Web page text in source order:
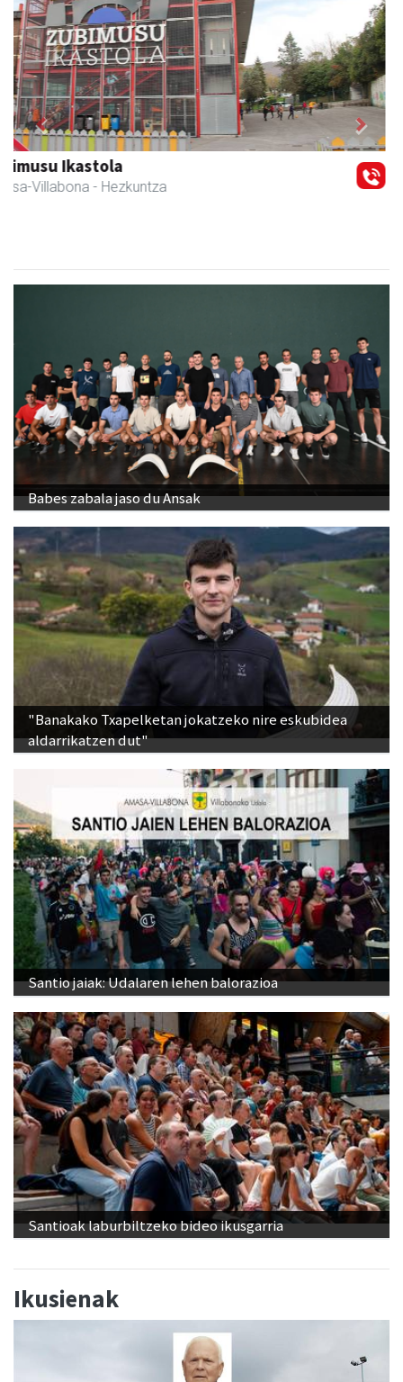
Amane
Amasa-Villabona - Arropa-dendak
Previous Next
Babes zabala jaso du Ansak
"Banakako Txapelketan jokatzeko nire eskubidea
aldarrikatzen dut"
Santio jaiak: Udalaren lehen balorazioa
Santioak laburbiltzeko bideo ikusgarria
Ikusienak